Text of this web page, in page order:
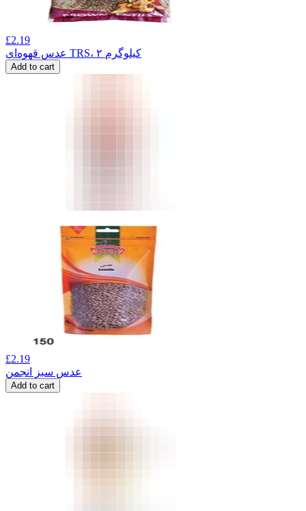
£2.19
عدس قهوه‌ای TRS، ۲ کیلوگرم
Add to cart
£2.19
عدس سبز انجمن
Add to cart